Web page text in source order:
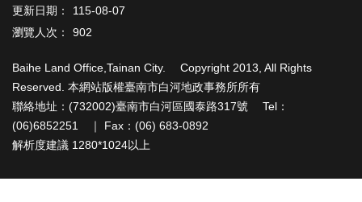
民
意
交
下
載
專
區
更新日期：
115-08-07
瀏覽人次：
902
Baihe Land Office,Tainan City. Copyright 2013, All Rights
Reserved. 本網站版權臺南市白河地政事務所所有
聯絡地址：(732002)臺南市白河區國泰路317號 Tel：
(06)6852251 ｜ Fax：(06) 683-0892
解析度建議 1280*1024以上